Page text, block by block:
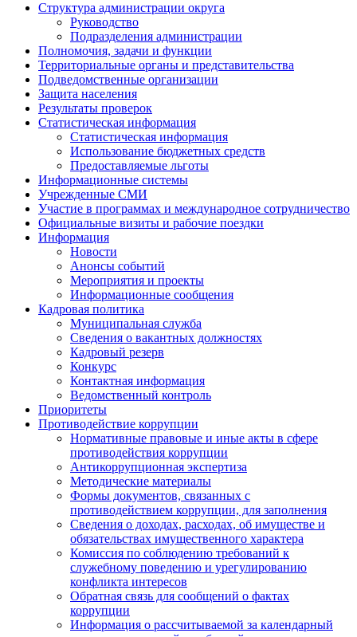
Структура администрации округа
Руководство
Подразделения администрации
Полномочия, задачи и функции
Территориальные органы и представительства
Подведомственные организации
Защита населения
Результаты проверок
Статистическая информация
Статистическая информация
Использование бюджетных средств
Предоставляемые льготы
Информационные системы
Учрежденные СМИ
Участие в программах и международное сотрудничество
Официальные визиты и рабочие поездки
Информация
Новости
Анонсы событий
Мероприятия и проекты
Информационные сообщения
Кадровая политика
Муниципальная служба
Сведения о вакантных должностях
Кадровый резерв
Конкурс
Контактная информация
Ведомственный контроль
Приоритеты
Противодействие коррупции
Нормативные правовые и иные акты в сфере
противодействия коррупции
Антикоррупционная экспертиза
Методические материалы
Формы документов, связанных с
противодействием коррупции, для заполнения
Сведения о доходах, расходах, об имуществе и
обязательствах имущественного характера
Комиссия по соблюдению требований к
служебному поведению и урегулированию
конфликта интересов
Обратная связь для сообщений о фактах
коррупции
Информация о рассчитываемой за календарный